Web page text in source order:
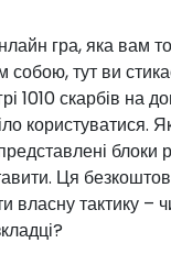
гра, яка вам
тут ви
1010 скарбів на
користуватися.
блоки
Ця
тактику –